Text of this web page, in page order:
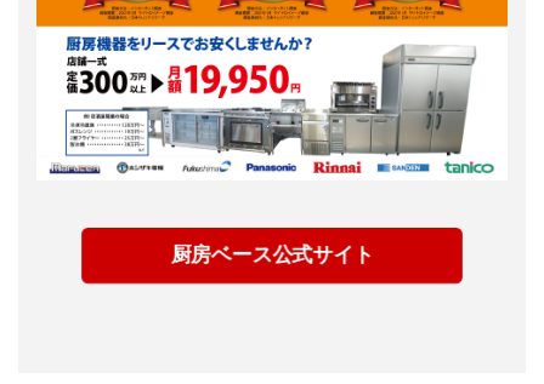
厨房ベース公式サイト